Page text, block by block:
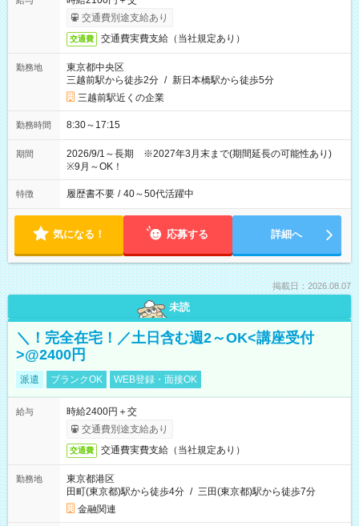
交通費別途支給あり
交通費 交通費実費支給（当社規定あり）
勤務地
東京都中央区
三越前駅から徒歩2分 / 新日本橋駅から徒歩5分
三越前駅近くの企業
勤務時間 8:30～17:15
期間
2026/9/1～長期 ※2027年3月末まで(期間延長の可能性あり)
※9月～OK！
特徴 履歴書不要 / 40～50代活躍中
気になる！ 応募する 詳細へ
掲載日：2026.08.07
未読
＼！完全在宅！／土日含む週2～OK<講座受付
>@2400円
派遣 ブランクOK WEB登録・面接OK
給与
時給2400円＋交
交通費別途支給あり
交通費 交通費実費支給（当社規定あり）
勤務地
東京都港区
田町(東京都)駅から徒歩4分 / 三田(東京都)駅から徒歩7分
金融関連